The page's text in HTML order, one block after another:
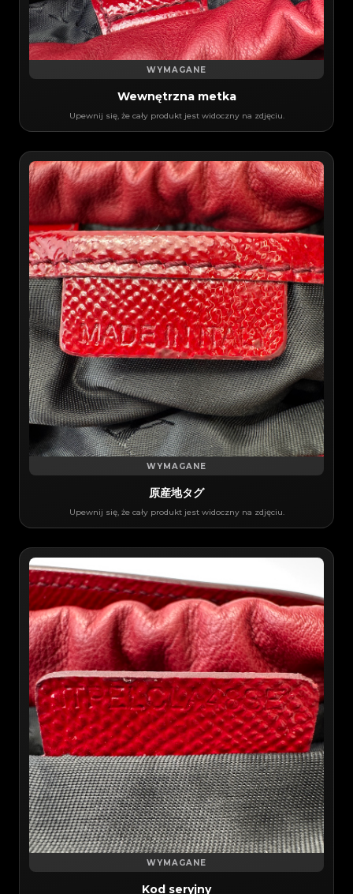
WYMAGANE
Wewnętrzna metka
Upewnij się, że cały produkt jest widoczny na zdjęciu.
WYMAGANE
原産地タグ​
Upewnij się, że cały produkt jest widoczny na zdjęciu.
WYMAGANE
Kod seryjny